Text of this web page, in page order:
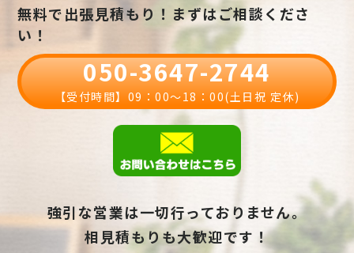
無料で出張見積もり！まずはご相談くださ
い！
050-3647-2744
【受付時間】09：00〜18：00(土日祝 定休)
強引な営業は一切行っておりません。
相見積もりも大歓迎です！